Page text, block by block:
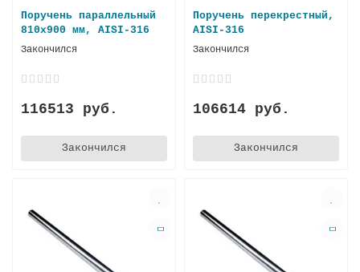
Поручень параллельный
810х900 мм, AISI-316
Закончился
116513 руб.
Закончился
Поручень перекрестный,
AISI-316
Закончился
106614 руб.
Закончился